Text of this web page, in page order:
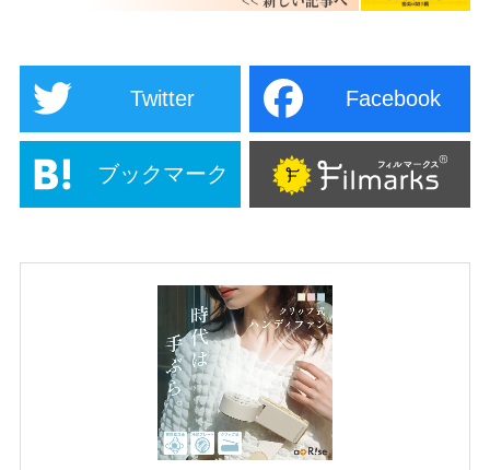
Twitter Facebook
ブックマーク